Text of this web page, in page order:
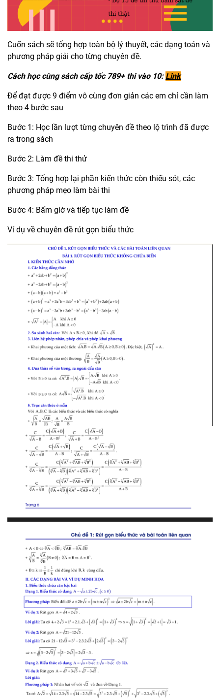
Cuốn sách sẽ tổng hợp toàn bộ lý thuyết, các dạng toán và
phương pháp giải cho từng chuyên đề.
Cách học cùng sách cấp tốc 789+ thi vào 10: Link
Để đạt được 9 điểm vô cùng đơn giản các em chỉ cần làm
theo 4 bước sau
Bước 1: Học lần lượt từng chuyên đề theo lộ trình đã được
ra trong sách
Bước 2: Làm đề thi thử
Bước 3: Tổng hợp lại phần kiến thức còn thiếu sót, các
phương pháp mẹo làm bài thi
Bước 4: Bấm giờ và tiếp tục làm đề
Ví dụ về chuyên đề rút gọn biểu thức